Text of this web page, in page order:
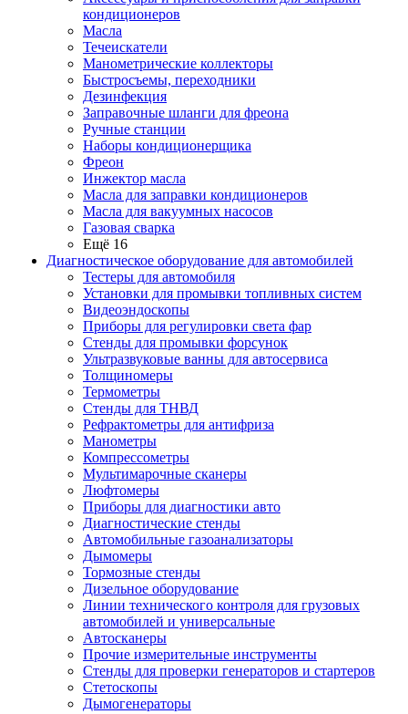
кондиционеров
Масла
Течеискатели
Манометрические коллекторы
Быстросъемы, переходники
Дезинфекция
Заправочные шланги для фреона
Ручные станции
Наборы кондиционерщика
Фреон
Инжектор масла
Масла для заправки кондиционеров
Масла для вакуумных насосов
Газовая сварка
Ещё 16
Диагностическое оборудование для автомобилей
Тестеры для автомобиля
Установки для промывки топливных систем
Видеоэндоскопы
Приборы для регулировки света фар
Стенды для промывки форсунок
Ультразвуковые ванны для автосервиса
Толщиномеры
Термометры
Стенды для ТНВД
Рефрактометры для антифриза
Манометры
Компрессометры
Мультимарочные сканеры
Люфтомеры
Приборы для диагностики авто
Диагностические стенды
Автомобильные газоанализаторы
Дымомеры
Тормозные стенды
Дизельное оборудование
Линии технического контроля для грузовых
автомобилей и универсальные
Автосканеры
Прочие измерительные инструменты
Стенды для проверки генераторов и стартеров
Стетоскопы
Дымогенераторы